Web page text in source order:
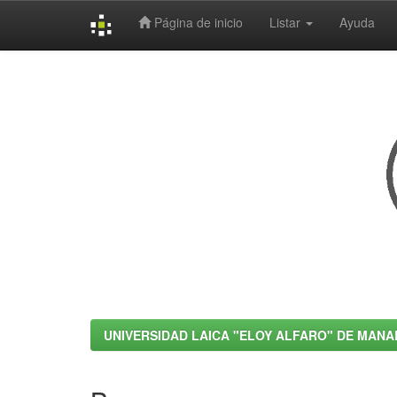
Página de inicio Listar Ayuda
UNIVERSIDAD LAICA "ELOY ALFARO" DE